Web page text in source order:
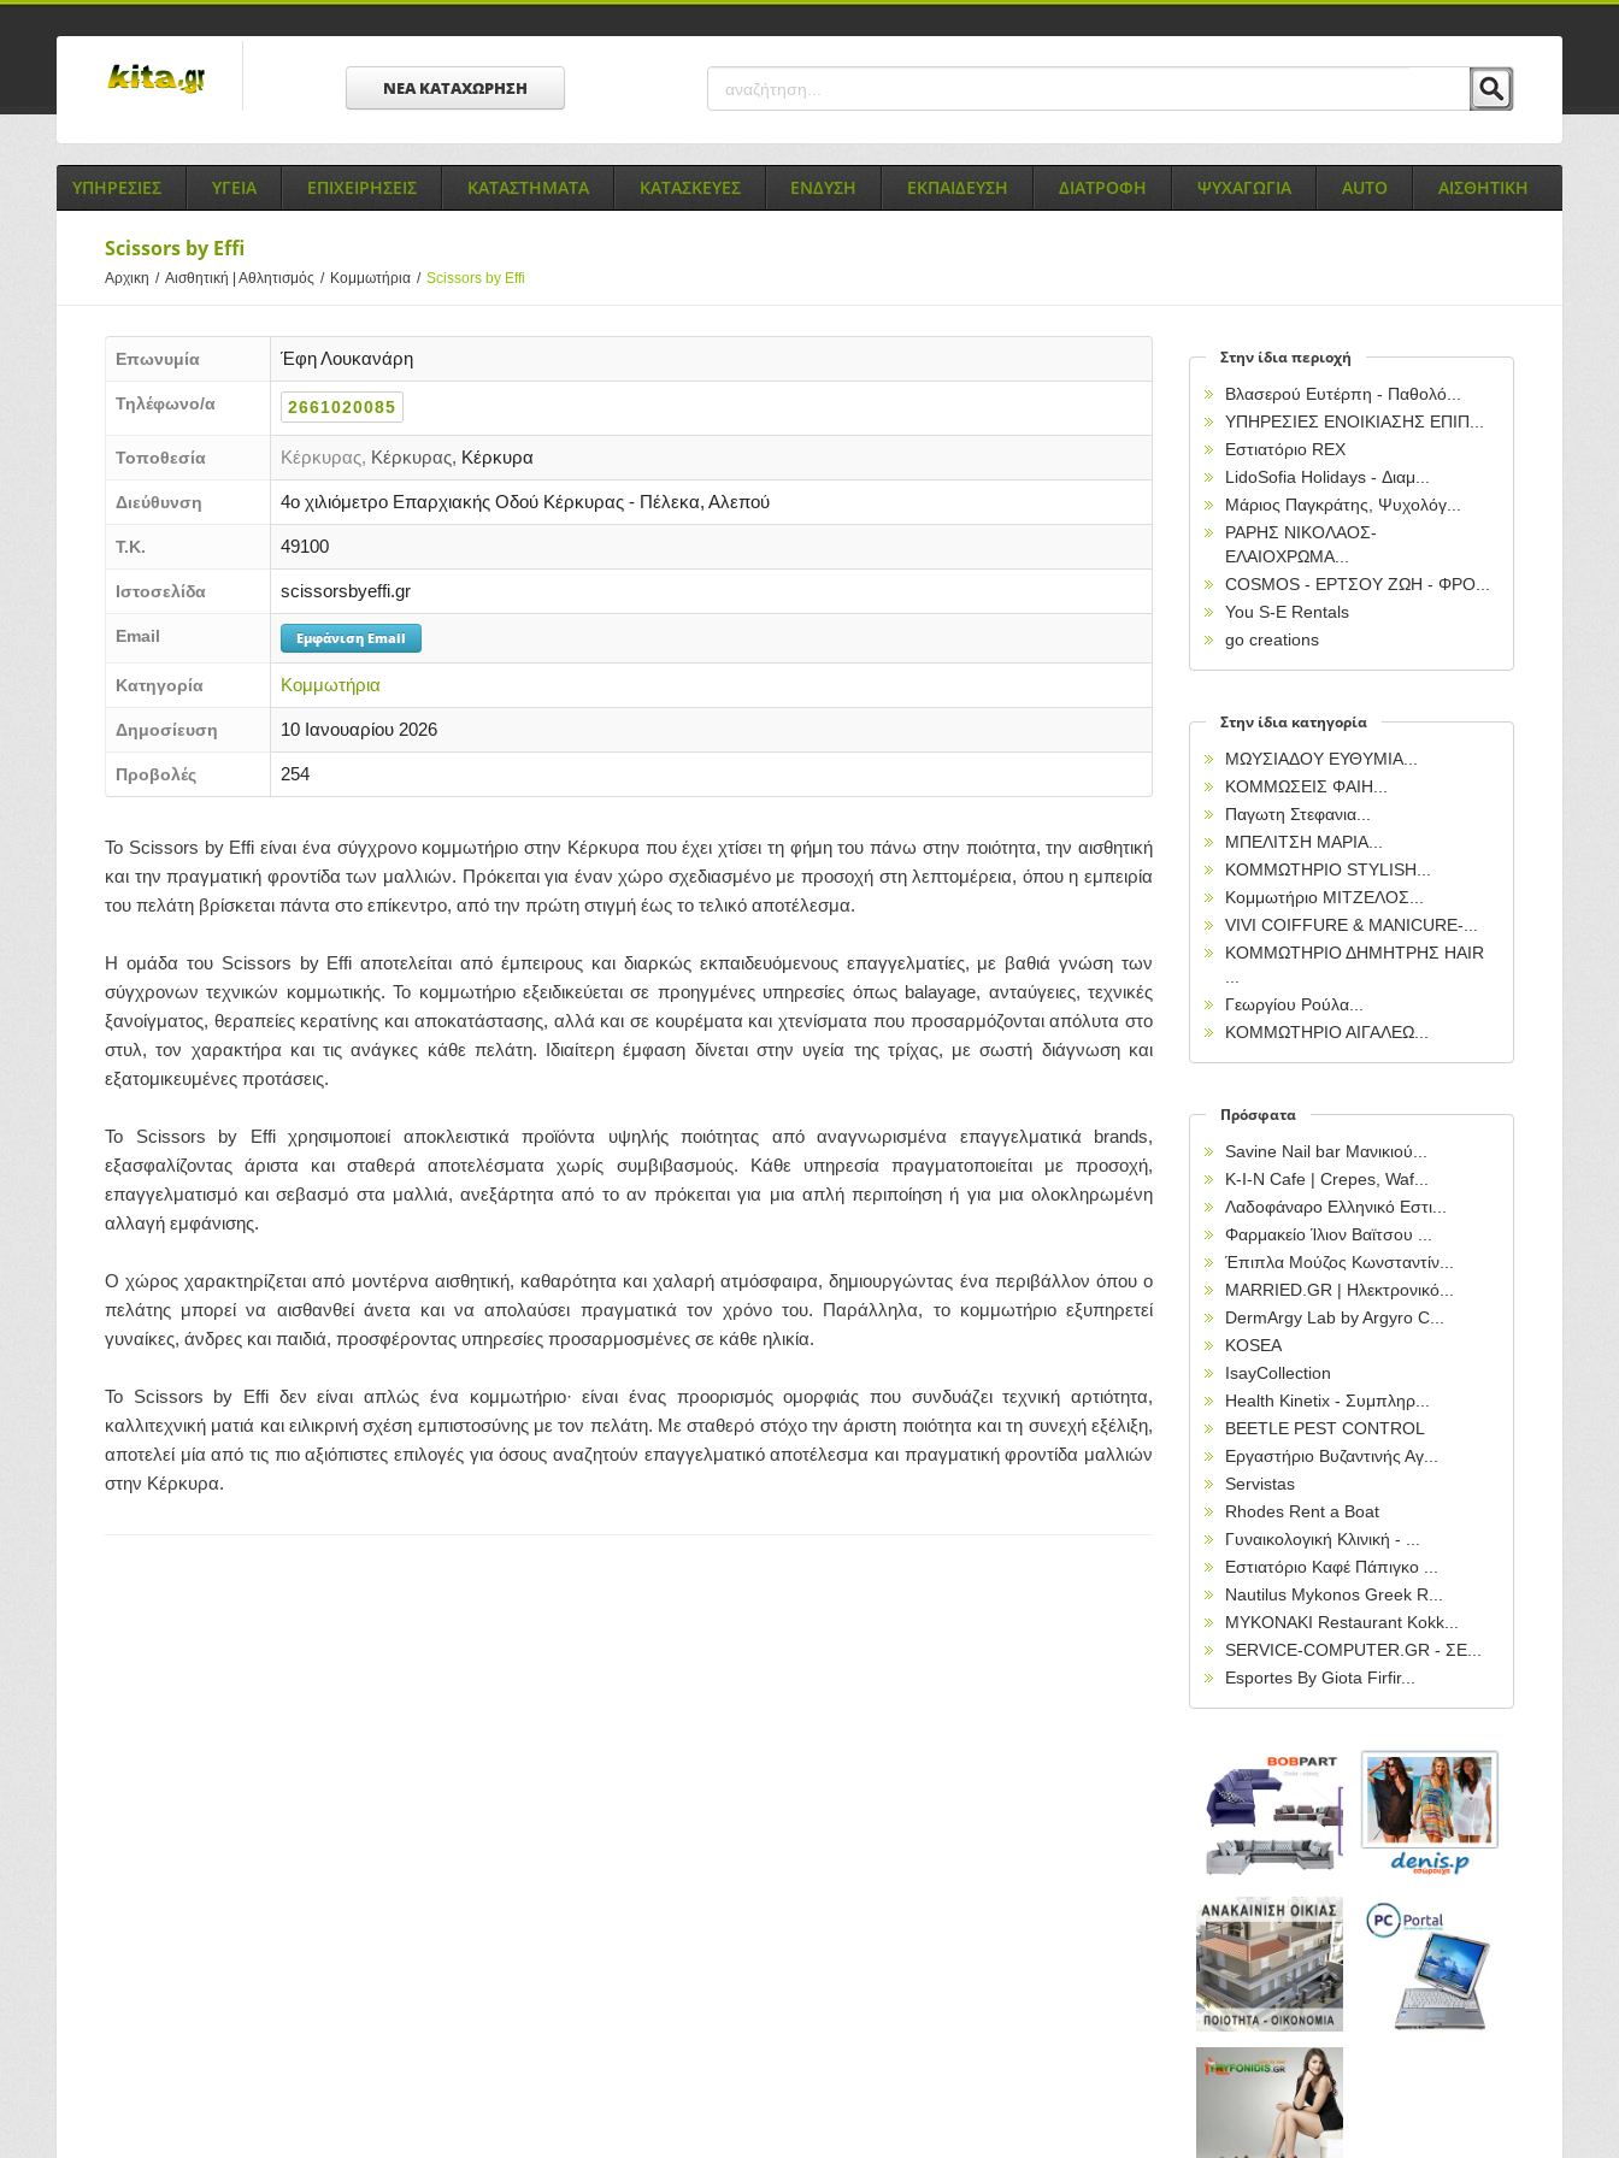
ΝΕΑ ΚΑΤΑΧΩΡΗΣΗ
ΥΠΗΡΕΣΙΕΣ ΥΓΕΙΑ ΕΠΙΧΕΙΡΗΣΕΙΣ ΚΑΤΑΣΤΗΜΑΤΑ ΚΑΤΑΣΚΕΥΕΣ ΕΝΔΥΣΗ ΕΚΠΑΙΔΕΥΣΗ ΔΙΑΤΡΟΦΗ ΨΥΧΑΓΩΓΙΑ AUTO ΑΙΣΘΗΤΙΚΗ
Scissors by Effi
Αρχικη / Αισθητική | Αθλητισμός / Κομμωτήρια / Scissors by Effi
Επωνυμία Έφη Λουκανάρη
Τηλέφωνο/α 2661020085
Τοποθεσία Κέρκυρας, Κέρκυρας, Κέρκυρα
Διεύθυνση 4ο χιλιόμετρο Επαρχιακής Οδού Κέρκυρας - Πέλεκα, Αλεπού
Τ.Κ. 49100
Ιστοσελίδα scissorsbyeffi.gr
Email Εμφάνιση Email
Κατηγορία Κομμωτήρια
Δημοσίευση 10 Ιανουαρίου 2026
Προβολές 254
Το Scissors by Effi είναι ένα σύγχρονο κομμωτήριο στην Κέρκυρα που έχει χτίσει τη φήμη του πάνω στην ποιότητα, την αισθητική
και την πραγματική φροντίδα των μαλλιών. Πρόκειται για έναν χώρο σχεδιασμένο με προσοχή στη λεπτομέρεια, όπου η εμπειρία
του πελάτη βρίσκεται πάντα στο επίκεντρο, από την πρώτη στιγμή έως το τελικό αποτέλεσμα.
Η ομάδα του Scissors by Effi αποτελείται από έμπειρους και διαρκώς εκπαιδευόμενους επαγγελματίες, με βαθιά γνώση των
σύγχρονων τεχνικών κομμωτικής. Το κομμωτήριο εξειδικεύεται σε προηγμένες υπηρεσίες όπως balayage, ανταύγειες, τεχνικές
ξανοίγματος, θεραπείες κερατίνης και αποκατάστασης, αλλά και σε κουρέματα και χτενίσματα που προσαρμόζονται απόλυτα στο
στυλ, τον χαρακτήρα και τις ανάγκες κάθε πελάτη. Ιδιαίτερη έμφαση δίνεται στην υγεία της τρίχας, με σωστή διάγνωση και
εξατομικευμένες προτάσεις.
Το Scissors by Effi χρησιμοποιεί αποκλειστικά προϊόντα υψηλής ποιότητας από αναγνωρισμένα επαγγελματικά brands,
εξασφαλίζοντας άριστα και σταθερά αποτελέσματα χωρίς συμβιβασμούς. Κάθε υπηρεσία πραγματοποιείται με προσοχή,
επαγγελματισμό και σεβασμό στα μαλλιά, ανεξάρτητα από το αν πρόκειται για μια απλή περιποίηση ή για μια ολοκληρωμένη
αλλαγή εμφάνισης.
Ο χώρος χαρακτηρίζεται από μοντέρνα αισθητική, καθαρότητα και χαλαρή ατμόσφαιρα, δημιουργώντας ένα περιβάλλον όπου ο
πελάτης μπορεί να αισθανθεί άνετα και να απολαύσει πραγματικά τον χρόνο του. Παράλληλα, το κομμωτήριο εξυπηρετεί
γυναίκες, άνδρες και παιδιά, προσφέροντας υπηρεσίες προσαρμοσμένες σε κάθε ηλικία.
Το Scissors by Effi δεν είναι απλώς ένα κομμωτήριο· είναι ένας προορισμός ομορφιάς που συνδυάζει τεχνική αρτιότητα,
καλλιτεχνική ματιά και ειλικρινή σχέση εμπιστοσύνης με τον πελάτη. Με σταθερό στόχο την άριστη ποιότητα και τη συνεχή εξέλιξη,
αποτελεί μία από τις πιο αξιόπιστες επιλογές για όσους αναζητούν επαγγελματικό αποτέλεσμα και πραγματική φροντίδα μαλλιών
στην Κέρκυρα.
Στην ίδια περιοχή
Βλασερού Ευτέρπη - Παθολό...
ΥΠΗΡΕΣΙΕΣ ΕΝΟΙΚΙΑΣΗΣ ΕΠΙΠ...
Εστιατόριο REX
LidoSofia Holidays - Διαμ...
Μάριος Παγκράτης, Ψυχολόγ...
ΡΑΡΗΣ ΝΙΚΟΛΑΟΣ-
ΕΛΑΙΟΧΡΩΜΑ...
COSMOS - ΕΡΤΣΟΥ ΖΩΗ - ΦΡΟ...
You S-E Rentals
go creations
Στην ίδια κατηγορία
ΜΩΥΣΙΑΔΟΥ ΕΥΘΥΜΙΑ...
ΚΟΜΜΩΣΕΙΣ ΦΑΙΗ...
Παγωτη Στεφανια...
ΜΠΕΛΙΤΣΗ ΜΑΡΙΑ...
ΚΟΜΜΩΤΗΡΙΟ STYLISH...
Κομμωτήριο ΜΙΤΖΕΛΟΣ...
VIVI COIFFURE & MANICURE-...
ΚΟΜΜΩΤΗΡΙΟ ΔΗΜΗΤΡΗΣ HAIR
Γεωργίου Ρούλα...
ΚΟΜΜΩΤΗΡΙΟ ΑΙΓΑΛΕΩ...
Πρόσφατα
Savine Nail bar Μανικιού...
Κ-Ι-Ν Cafe | Crepes, Waf...
Λαδοφάναρο Ελληνικό Εστι...
Φαρμακείο Ίλιον Βαϊτσου ...
Έπιπλα Μούζος Κωνσταντίν...
MARRIED.GR | Ηλεκτρονικό...
DermArgy Lab by Argyro C...
KOSEA
IsayCollection
Health Kinetix - Συμπληρ...
BEETLE PEST CONTROL
Εργαστήριο Βυζαντινής Αγ...
Servistas
Rhodes Rent a Boat
Γυναικολογική Κλινική - ...
Εστιατόριο Καφέ Πάπιγκο ...
Nautilus Mykonos Greek R...
MYKONAKI Restaurant Kokk...
SERVICE-COMPUTER.GR - ΣΕ...
Esportes By Giota Firfir...